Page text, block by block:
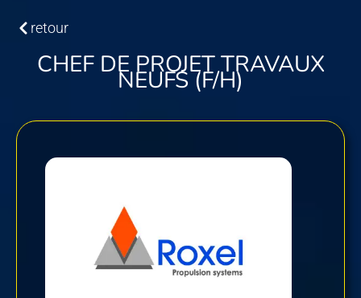
retour
CHEF DE PROJET TRAVAUX
NEUFS (F/H)